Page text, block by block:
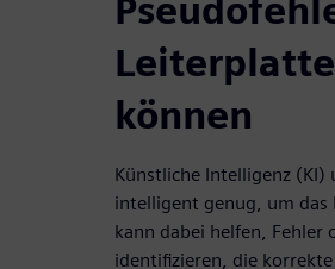
können
Künstliche Intelligenz (KI)
intelligent genug, um das
kann dabei helfen,
identifizieren, die